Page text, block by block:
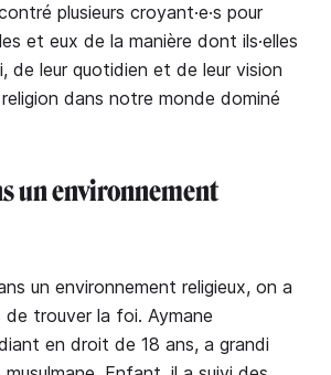
plusieurs croyant·e·s pour
et eux de la manière dont ils·elles
de leur quotidien et de leur vision
dans notre monde dominé
un environnement
un environnement religieux, on a
de trouver la foi. Aymane
en droit de 18 ans, a grandi